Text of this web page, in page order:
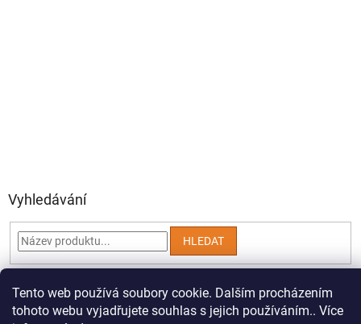
Tento web používá soubory cookie. Dalším procházením
tohoto webu vyjadřujete souhlas s jejich používáním.. Více
Vyhledávání
HLEDAT
Vytvořil Shoptet